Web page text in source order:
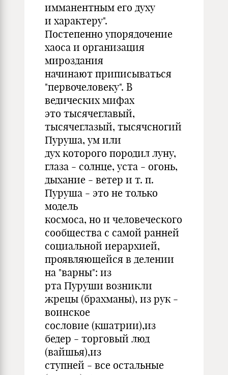
имманентным его духу
и характеру".
Постепенно упорядочение
хаоса и организация
мироздания
начинают приписываться
"первочеловеку". В
ведических мифах
это тысячеглавый,
тысячеглазый, тысячсногий
Пуруша, ум или
дух которого породил луну,
глаза - солнце, уста - огонь,
дыхание - ветер и т. п.
Пуруша - это не только
модель
космоса, но и человеческого
сообщества с самой ранней
социальной иерархией,
проявляющейся в делении
на "варны": из
рта Пуруши возникли
жрецы (брахманы), из рук -
воинское
сословие (кшатрии),из
бедер - торговый люд
(вайшья),из
ступней - все остальные